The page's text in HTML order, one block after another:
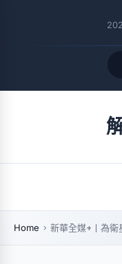
Home 新華全媒+丨為衛